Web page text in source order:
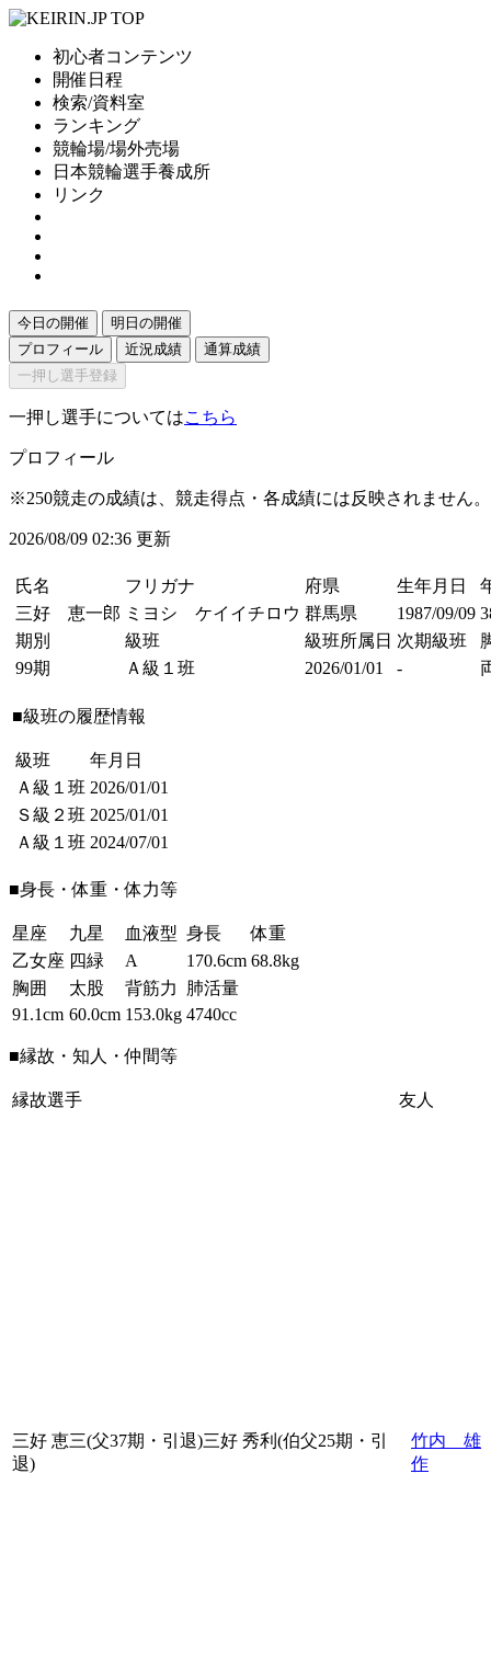
初心者コンテンツ
開催日程
検索/資料室
ランキング
競輪場/場外売場
日本競輪選手養成所
リンク
今日の開催
明日の開催
プロフィール
近況成績
通算成績
一押し選手登録
一押し選手についてはこちら
プロフィール
※250競走の成績は、競走得点・各成績には反映されません。
2026/08/09 02:36 更新
氏名 フリガナ 府県 生年月日
三好 恵一郎 ミヨシ ケイイチロウ 群馬県 1987/09/09
期別
級班 級班所属日 次期級班
99期
Ａ級１班 2026/01/01 -
■級班の履歴情報
級班
年月日
Ａ級１班 2026/01/01
Ｓ級２班 2025/01/01
Ａ級１班 2024/07/01
■身長・体重・体力等
星座 九星 血液型 身長
体重
乙女座 四緑 A 170.6cm 68.8kg
胸囲
太股 背筋力
肺活量
91.1cm 60.0cm 153.0kg 4740cc
■縁故・知人・仲間等
縁故選手 友人
三好 恵三(父37期・引退)三好 秀利(伯父25期・引
退)
竹内 雄
作